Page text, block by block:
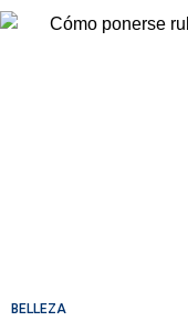
BELLEZA